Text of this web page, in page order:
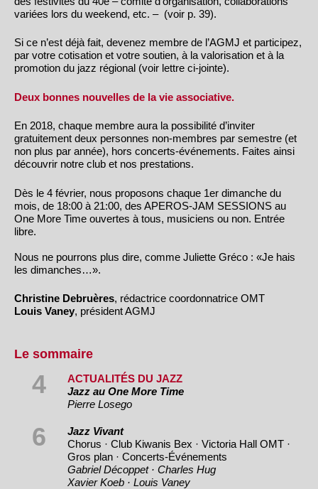
variées lors du weekend, etc. – (voir p. 39).
Si ce n’est déjà fait, devenez membre de l’AGMJ et participez,
par votre cotisation et votre soutien, à la valorisation et à la
promotion du jazz régional (voir lettre ci-jointe).
Deux bonnes nouvelles de la vie associative.
En 2018, chaque membre aura la possibilité d’inviter
gratuitement deux personnes non-membres par semestre (et
non plus par année), hors concerts-événements. Faites ainsi
découvrir notre club et nos prestations.
Dès le 4 février, nous proposons chaque 1er dimanche du
mois, de 18:00 à 21:00, des APEROS-JAM SESSIONS au
One More Time ouvertes à tous, musiciens ou non. Entrée
libre.
Nous ne pourrons plus dire, comme Juliette Gréco : «Je hais
les dimanches…».
Christine Debruères, rédactrice coordonnatrice OMT
Louis Vaney, président AGMJ
Le sommaire
4
ACTUALITÉS DU JAZZ
Jazz au One More Time
Pierre Losego
6
Jazz Vivant
Chorus · Club Kiwanis Bex · Victoria Hall OMT ·
Gros plan · Concerts-Événements
Gabriel Décoppet · Charles Hug
Xavier Koeb · Louis Vaney